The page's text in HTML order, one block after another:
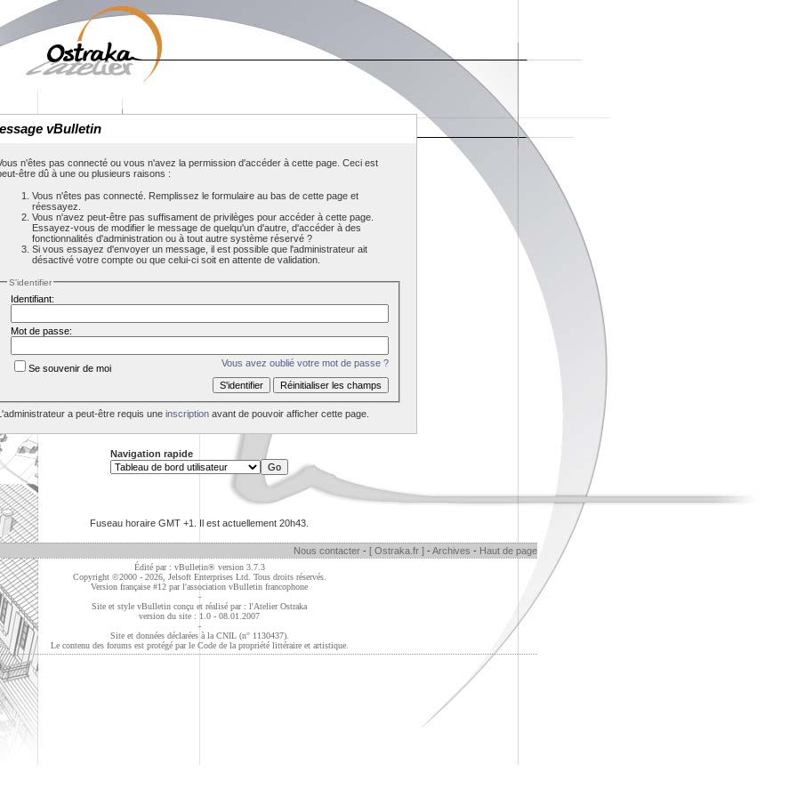
vBulletin
n'êtes pas connecté ou vous n'avez la permission d'accéder à cette page. Ceci est
être dû à une ou plusieurs raisons :
Vous n'êtes pas connecté. Remplissez le formulaire au bas de cette page et
réessayez.
Vous n'avez peut-être pas suffisament de privilèges pour accéder à cette page.
Essayez-vous de modifier le message de quelqu'un d'autre, d'accéder à des
fonctionnalités d'administration ou à tout autre système réservé ?
Si vous essayez d'envoyer un message, il est possible que l'administrateur ait
désactivé votre compte ou que celui-ci soit en attente de validation.
S'identifier
Identifiant:
Mot de passe:
Vous avez oublié votre mot de passe ?
Se souvenir de moi
a peut-être requis une inscription avant de pouvoir afficher cette page.
Navigation rapide
Fuseau horaire GMT +1. Il est actuellement 20h43
Nous contacter - [ Ostraka.fr ] - Archives - Haut de page
Édité par : vBulletin® version 3.7.3
Copyright ©2000 - 2026, Jelsoft Enterprises Ltd. Tous droits réservés.
Version française #12 parl'association vBulletin francophone
-
Site et style vBulletin conçu et réalisé par : l'Atelier Ostraka
version du site : 1.0 - 08.01.2007
-
Site et données déclarées à la CNIL (n° 1130437).
Le contenu des forums est protégé par le Code de la propriété littéraire et artistique.